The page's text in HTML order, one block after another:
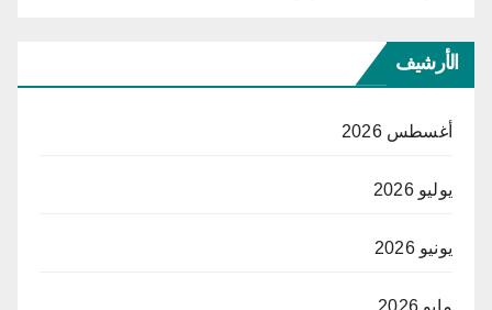
الأرشيف
أغسطس 2026
يوليو 2026
يونيو 2026
مايو 2026